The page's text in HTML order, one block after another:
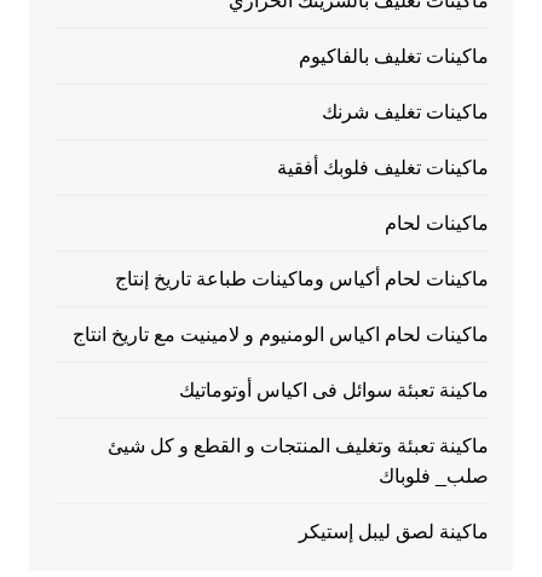
ماكينات تغليف بالفاكيوم
ماكينات تغليف شرنك
ماكينات تغليف فلوبك أفقية
ماكينات لحام
ماكينات لحام أكياس وماكينات طباعة تاريخ إنتاج
ماكينات لحام اكياس الومنيوم و لامينيت مع تاريخ انتاج
ماكينة تعبئة سوائل فى اكياس أوتوماتيك
ماكينة تعبئة وتغليف المنتجات و القطع و كل شيئ
صلب_ فلوباك
ماكينة لصق ليبل إستيكر